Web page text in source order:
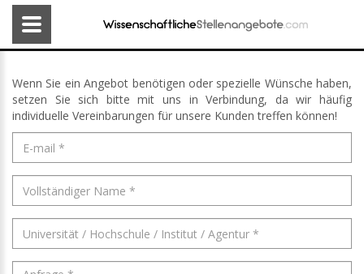
Wenn Sie ein Angebot benötigen oder spezielle Wünsche haben,
setzen Sie sich bitte mit uns in Verbindung, da wir häufig
individuelle Vereinbarungen für unsere Kunden treffen können!